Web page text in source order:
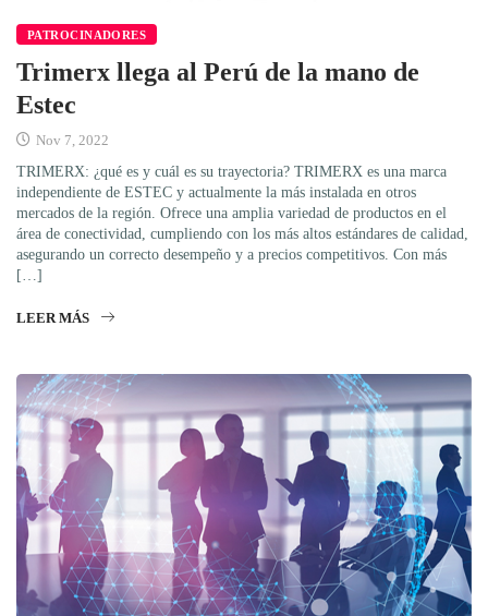
PATROCINADORES
Trimerx llega al Perú de la mano de
Estec
Nov 7, 2022
TRIMERX: ¿qué es y cuál es su trayectoria? TRIMERX es una marca
independiente de ESTEC y actualmente la más instalada en otros
mercados de la región. Ofrece una amplia variedad de productos en el
área de conectividad, cumpliendo con los más altos estándares de calidad,
asegurando un correcto desempeño y a precios competitivos. Con más
[…]
LEER MÁS